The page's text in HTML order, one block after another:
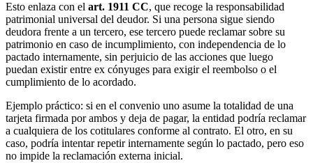
Esto enlaza con el art. 1911 CC, que recoge la responsabilidad
patrimonial universal del deudor. Si una persona sigue siendo
deudora frente a un tercero, ese tercero puede reclamar sobre su
patrimonio en caso de incumplimiento, con independencia de lo
pactado internamente, sin perjuicio de las acciones que luego
puedan existir entre ex cónyuges para exigir el reembolso o el
cumplimiento de lo acordado.
Ejemplo práctico: si en el convenio uno asume la totalidad de una
tarjeta firmada por ambos y deja de pagar, la entidad podría reclamar
a cualquiera de los cotitulares conforme al contrato. El otro, en su
caso, podría intentar repetir internamente según lo pactado, pero eso
no impide la reclamación externa inicial.